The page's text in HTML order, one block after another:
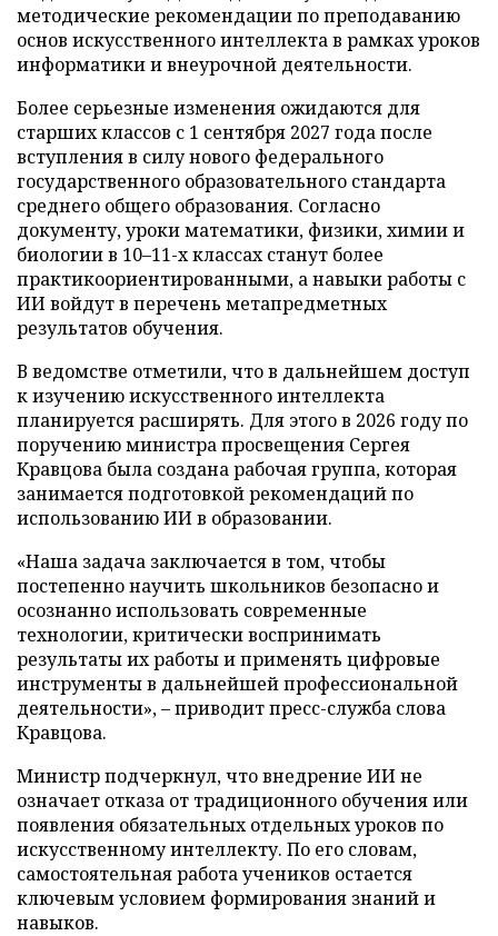
методические рекомендации по преподаванию
основ искусственного интеллекта в рамках уроков
информатики и внеурочной деятельности.
Более серьезные изменения ожидаются для
старших классов с 1 сентября 2027 года после
вступления в силу нового федерального
государственного образовательного стандарта
среднего общего образования. Согласно
документу, уроки математики, физики, химии и
биологии в 10–11-х классах станут более
практикоориентированными, а навыки работы с
ИИ войдут в перечень метапредметных
результатов обучения.
В ведомстве отметили, что в дальнейшем доступ
к изучению искусственного интеллекта
планируется расширять. Для этого в 2026 году по
поручению министра просвещения Сергея
Кравцова была создана рабочая группа, которая
занимается подготовкой рекомендаций по
использованию ИИ в образовании.
«Наша задача заключается в том, чтобы
постепенно научить школьников безопасно и
осознанно использовать современные
технологии, критически воспринимать
результаты их работы и применять цифровые
инструменты в дальнейшей профессиональной
деятельности», – приводит пресс-служба слова
Кравцова.
Министр подчеркнул, что внедрение ИИ не
означает отказа от традиционного обучения или
появления обязательных отдельных уроков по
искусственному интеллекту. По его словам,
самостоятельная работа учеников остается
ключевым условием формирования знаний и
навыков.